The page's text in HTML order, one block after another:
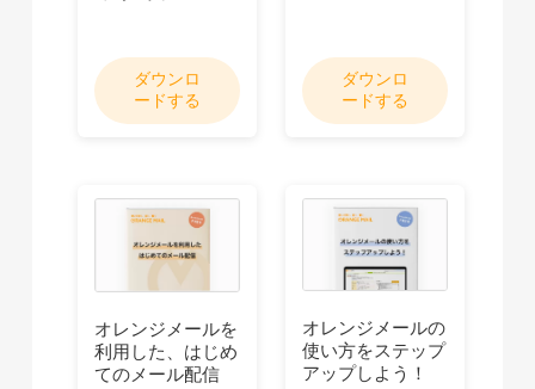
ダウンロ
ードする
ダウンロ
ードする
オレンジメールを
利用した、はじめ
てのメール配信
オレンジメールの
使い方をステップ
アップしよう！